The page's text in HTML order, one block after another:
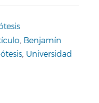
, Benjamín
, Universidad